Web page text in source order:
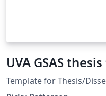
UVA GSAS
Template for Thesis/